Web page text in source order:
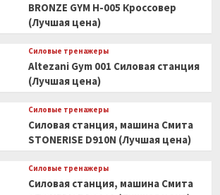
BRONZE GYM H-005 Кроссовер
(Лучшая цена)
Силовые тренажеры
Altezani Gym 001 Силовая станция
(Лучшая цена)
Силовые тренажеры
Силовая станция, машина Смита
STONERISE D910N (Лучшая цена)
Силовые тренажеры
Силовая станция, машина Смита